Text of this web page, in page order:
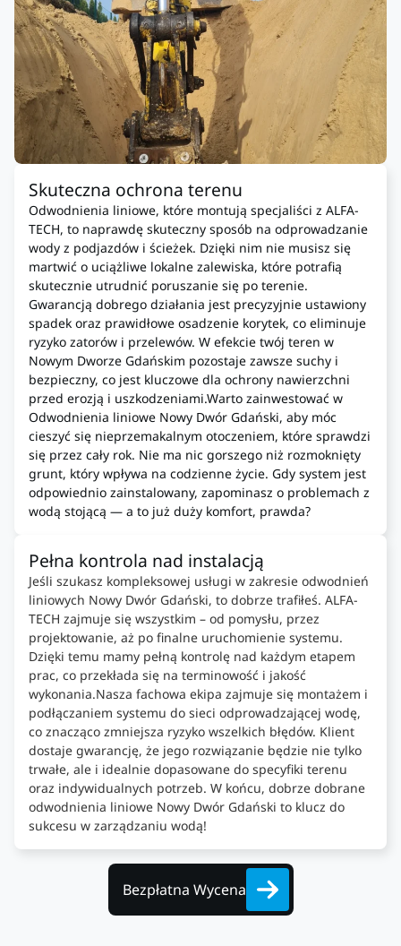
Skuteczna ochrona terenu
Odwodnienia liniowe, które montują specjaliści z ALFA-
TECH, to naprawdę skuteczny sposób na odprowadzanie
wody z podjazdów i ścieżek. Dzięki nim nie musisz się
martwić o uciążliwe lokalne zalewiska, które potrafią
skutecznie utrudnić poruszanie się po terenie.
Gwarancją dobrego działania jest precyzyjnie ustawiony
spadek oraz prawidłowe osadzenie korytek, co eliminuje
ryzyko zatorów i przelewów. W efekcie twój teren w
Nowym Dworze Gdańskim pozostaje zawsze suchy i
bezpieczny, co jest kluczowe dla ochrony nawierzchni
przed erozją i uszkodzeniami.Warto zainwestować w
Odwodnienia liniowe Nowy Dwór Gdański, aby móc
cieszyć się nieprzemakalnym otoczeniem, które sprawdzi
się przez cały rok. Nie ma nic gorszego niż rozmoknięty
grunt, który wpływa na codzienne życie. Gdy system jest
odpowiednio zainstalowany, zapominasz o problemach z
wodą stojącą — a to już duży komfort, prawda?
Pełna kontrola nad instalacją
Jeśli szukasz kompleksowej usługi w zakresie odwodnień
liniowych Nowy Dwór Gdański, to dobrze trafiłeś. ALFA-
TECH zajmuje się wszystkim – od pomysłu, przez
projektowanie, aż po finalne uruchomienie systemu.
Dzięki temu mamy pełną kontrolę nad każdym etapem
prac, co przekłada się na terminowość i jakość
wykonania.Nasza fachowa ekipa zajmuje się montażem i
podłączaniem systemu do sieci odprowadzającej wodę,
co znacząco zmniejsza ryzyko wszelkich błędów. Klient
dostaje gwarancję, że jego rozwiązanie będzie nie tylko
trwałe, ale i idealnie dopasowane do specyfiki terenu
oraz indywidualnych potrzeb. W końcu, dobrze dobrane
odwodnienia liniowe Nowy Dwór Gdański to klucz do
sukcesu w zarządzaniu wodą!
Bezpłatna Wycena